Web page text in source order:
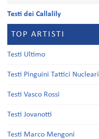
Testi dei Callalily
TOP ARTISTI
Testi Ultimo
Testi Pinguini Tattici Nucleari
Testi Vasco Rossi
Testi Jovanotti
Testi Marco Mengoni